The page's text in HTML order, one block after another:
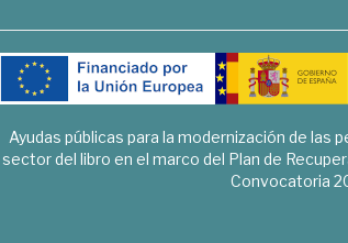
Ayudas públicas para la modernización de las
sector del libro en el marco del Plan de
Convocatoria